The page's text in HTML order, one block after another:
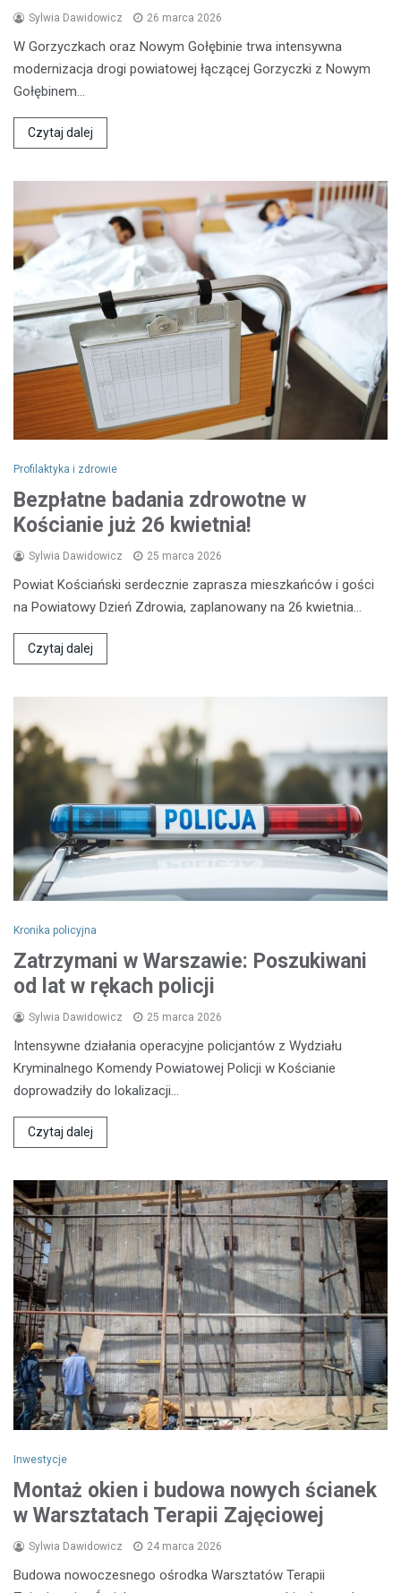
Sylwia Dawidowicz 26 marca 2026
W Gorzyczkach oraz Nowym Gołębinie trwa intensywna
modernizacja drogi powiatowej łączącej Gorzyczki z Nowym
Gołębinem…
Czytaj dalej
Profilaktyka i zdrowie
Bezpłatne badania zdrowotne w
Kościanie już 26 kwietnia!
Sylwia Dawidowicz 25 marca 2026
Powiat Kościański serdecznie zaprasza mieszkańców i gości
na Powiatowy Dzień Zdrowia, zaplanowany na 26 kwietnia…
Czytaj dalej
Kronika policyjna
Zatrzymani w Warszawie: Poszukiwani
od lat w rękach policji
Sylwia Dawidowicz 25 marca 2026
Intensywne działania operacyjne policjantów z Wydziału
Kryminalnego Komendy Powiatowej Policji w Kościanie
doprowadziły do lokalizacji…
Czytaj dalej
Inwestycje
Montaż okien i budowa nowych ścianek
w Warsztatach Terapii Zajęciowej
Sylwia Dawidowicz 24 marca 2026
Budowa nowoczesnego ośrodka Warsztatów Terapii